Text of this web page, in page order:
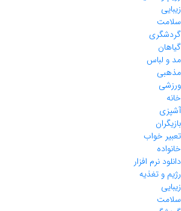
زیبایی
سلامت
گردشگری
گیاهان
مد و لباس
مذهبی
ورزشی
خانه
آشپزی
بازیگران
تعبیر خواب
خانواده
دانلود نرم افزار
رژیم و تغذیه
زیبایی
سلامت